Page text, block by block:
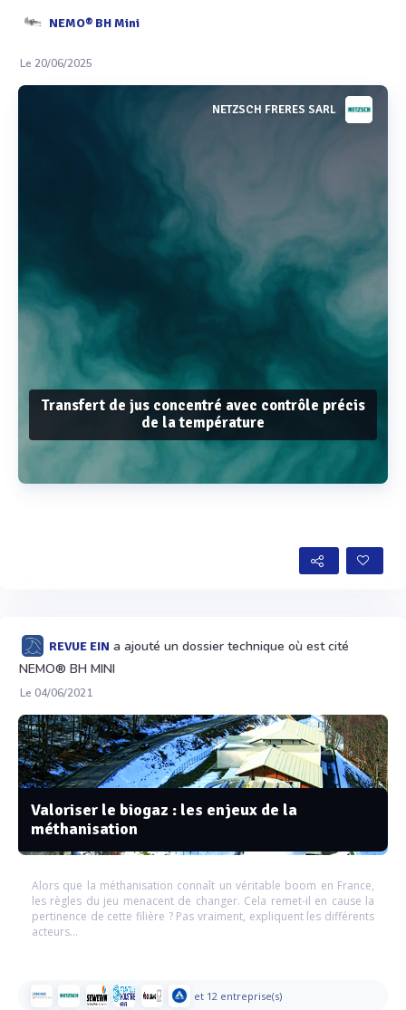
NEMO® BH Mini
Le 20/06/2025
NETZSCH FRERES SARL
Transfert de jus concentré avec contrôle précis
de la température
REVUE EIN a ajouté un dossier technique où est cité
NEMO® BH MINI
Le 04/06/2021
Valoriser le biogaz : les enjeux de la
méthanisation
Alors que la méthanisation connaît un véritable boom en France,
les règles du jeu menacent de changer. Cela remet-il en cause la
pertinence de cette filière ? Pas vraiment, expliquent les différents
acteurs…
et 12 entreprise(s)